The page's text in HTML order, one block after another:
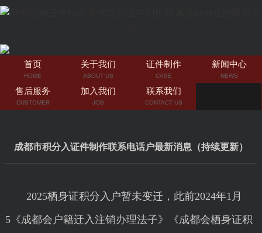
首页
HOME
关于我们
ABOUT US
证件制作
CASE
新闻中心
NEWS
售后服务
CUSTOMER
加入我们
JOB
联系我们
CONTACT US
成都市积分入证件制作联系电话户最新消息（持续更新）
2025栖身证积分入户暂未变迁，此前2024年1月
5《成都会户籍迁入注销办理法子》《成都会栖身证积